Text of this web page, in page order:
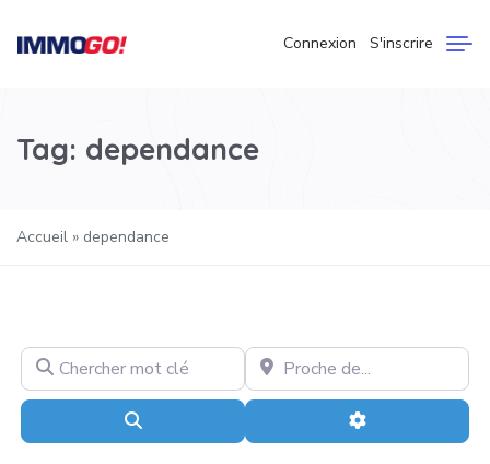
Connexion S'inscrire
Tag: dependance
Accueil » dependance
Chercher mot clé Proche de…
Recherche Advanced